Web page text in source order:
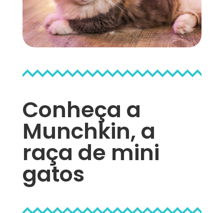
Conheça a
Munchkin, a
raça de mini
gatos